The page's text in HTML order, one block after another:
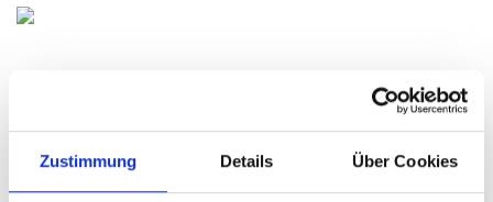
Zustimmung Details Über Cookies
Datenschutz
Versand / Lieferung